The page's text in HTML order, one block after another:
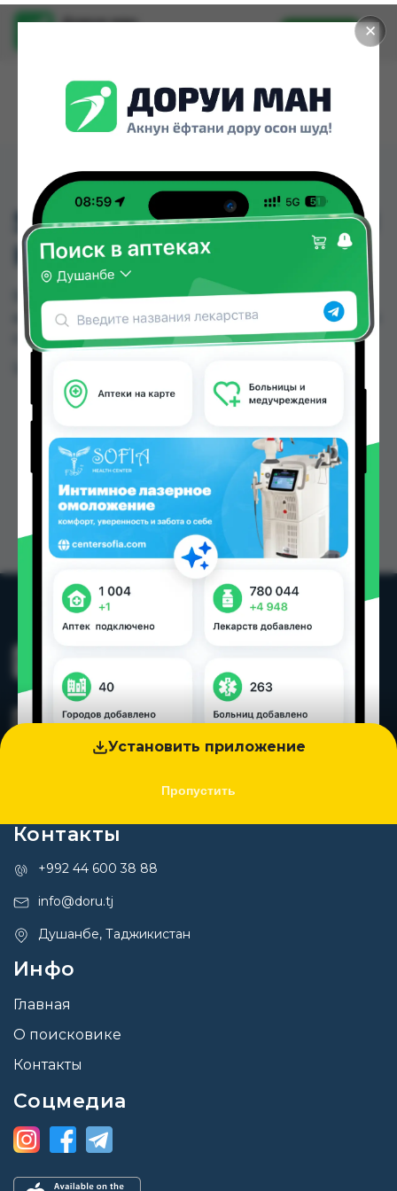
✕
Установить приложение
Пропустить
Доруи ман
Установить
500 БАНДАЖ ШЕЙНЫЙ
НАДУВНОЙ
500 БАНДАЖ ШЕЙНЫЙ НАДУВНОЙ можно
купить или заказать в аптеках Душанбе и других
городах Таджикистана
Контакты
+992 44 600 38 88
info@doru.tj
Душанбе, Таджикистан
Инфо
Главная
О поисковике
Контакты
Соцмедиа